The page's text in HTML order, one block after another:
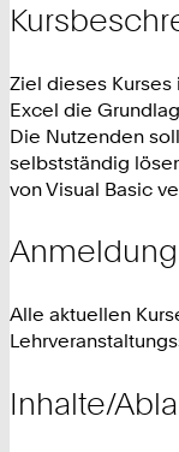
Ziel dieses
Excel die
Die Nutzenden
selbstständig
von Visual Basic
Anmeldung
Alle aktuellen
Inhalte/